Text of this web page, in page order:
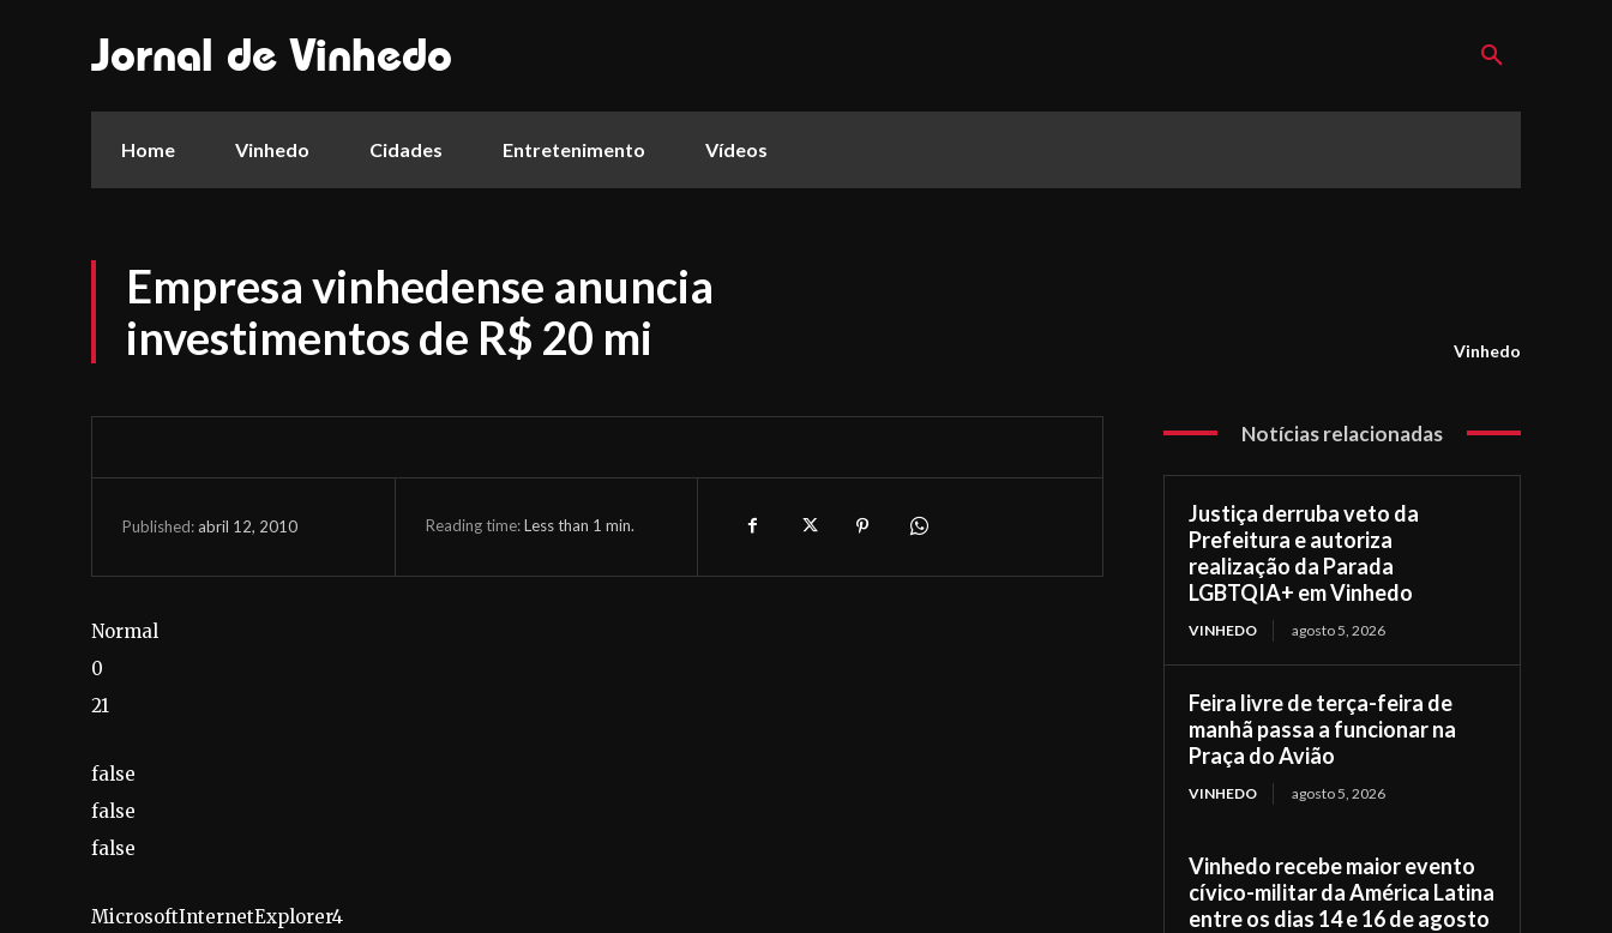
Jornal de Vinhedo
Home Vinhedo Cidades Entretenimento Vídeos
Empresa vinhedense anuncia
investimentos de R$ 20 mi
Vinhedo
Published: abril 12, 2010 Reading time:Less than 1 min.
Normal
0
21
false
false
false
MicrosoftInternetExplorer4
Notícias relacionadas
Justiça derruba veto da
Prefeitura e autoriza
realização da Parada
LGBTQIA+ em Vinhedo
VINHEDO agosto 5, 2026
Feira livre de terça-feira de
manhã passa a funcionar na
Praça do Avião
VINHEDO agosto 5, 2026
Vinhedo recebe maior evento
cívico-militar da América Latina
entre os dias 14 e 16 de agosto